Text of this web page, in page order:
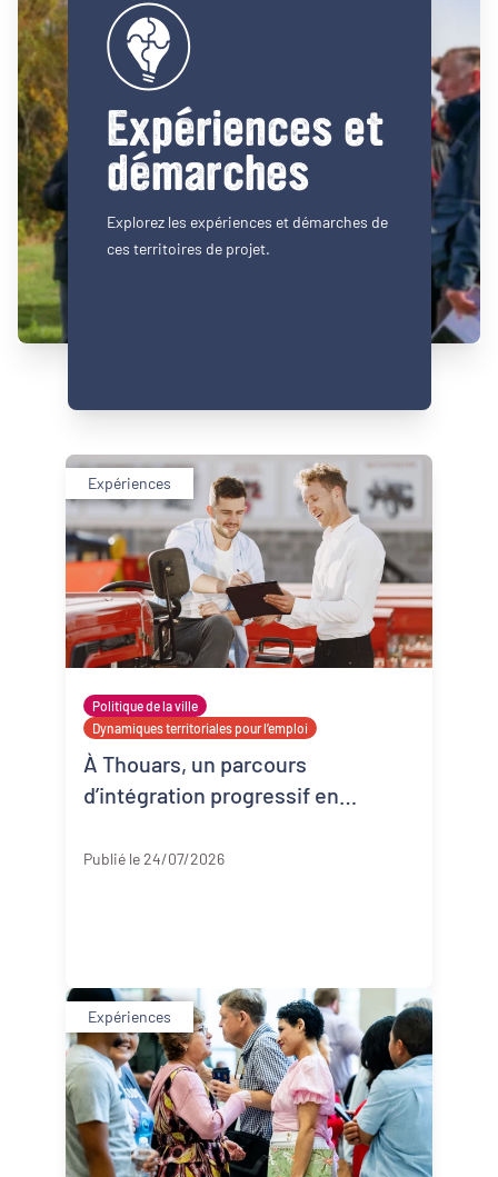
Expériences et
démarches
Explorez les expériences et démarches de
ces territoires de projet.
Expériences
Politique de la ville
Dynamiques territoriales pour l’emploi
À Thouars, un parcours
d’intégration progressif en
Publié le 24/07/2026
Expériences